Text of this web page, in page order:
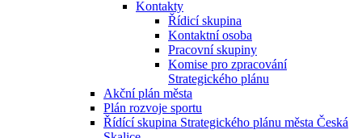
Kontakty
Řídicí skupina
Kontaktní osoba
Pracovní skupiny
Komise pro zpracování
Strategického plánu
Akční plán města
Plán rozvoje sportu
Řídící skupina Strategického plánu města Česká